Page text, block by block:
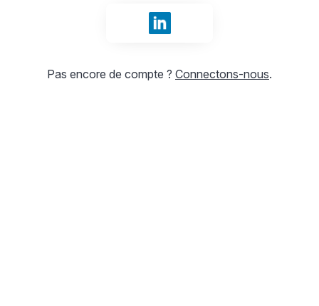
Se connecter avec LinkedIn
Pas encore de compte ? Connectons-nous.